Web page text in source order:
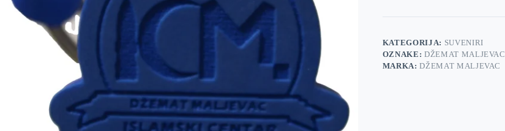
KATEGORIJA: SUVENIRI
OZNAKE: DŽEMAT MALJEVAC
MARKA:DŽEMAT MALJEVAC